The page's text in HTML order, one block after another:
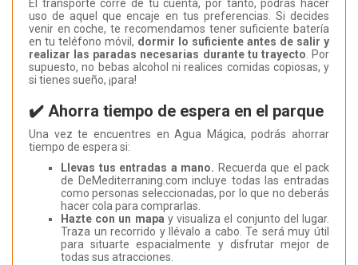
El transporte corre de tu cuenta, por tanto, podrás hacer
uso de aquel que encaje en tus preferencias. Si decides
venir en coche, te recomendamos tener suficiente batería
en tu teléfono móvil, dormir lo suficiente antes de salir y
realizar las paradas necesarias durante tu trayecto. Por
supuesto, no bebas alcohol ni realices comidas copiosas, y
si tienes sueño, ¡para!
✔️ Ahorra tiempo de espera en el parque
Una vez te encuentres en Agua Mágica, podrás ahorrar
tiempo de espera si:
Llevas tus entradas a mano. Recuerda que el pack
de DeMediterraning.com incluye todas las entradas
como personas seleccionadas, por lo que no deberás
hacer cola para comprarlas.
Hazte con un mapa y visualiza el conjunto del lugar.
Traza un recorrido y llévalo a cabo. Te será muy útil
para situarte espacialmente y disfrutar mejor de
todas sus atracciones.